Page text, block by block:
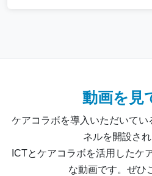
動画を見
ケアコラボを導入いただいて
ネルを開設され
ICTとケアコラボを活用したケ
な動画です。ぜひ